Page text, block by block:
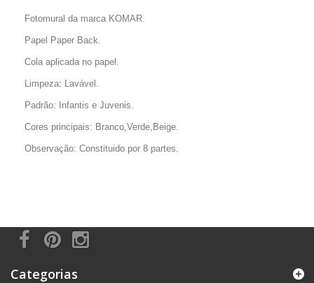
Fotomural da marca KOMAR.
Papel Paper Back.
Cola aplicada no papel.
Limpeza: Lavável.
Padrão: Infantis e Juvenis.
Cores principais: Branco,Verde,Beige.
Observação: Constituido por 8 partes.
Categorias